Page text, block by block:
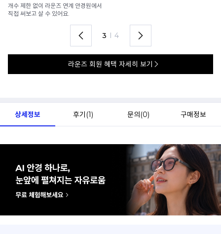
가까운 안경원으로 배송받아
렌즈 맞춤부터 피팅까지 편하게!
4 I 4
라운즈 회원 혜택 자세히 보기
상세정보 후기(1) 문의(0) 구매정보